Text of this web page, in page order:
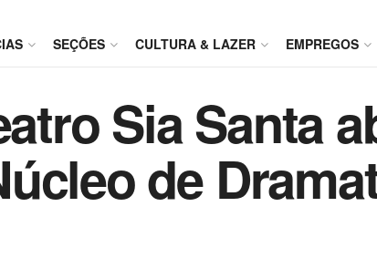
SEÇÕES CULTURA & LAZER EMPREGOS
Sia Santa
de